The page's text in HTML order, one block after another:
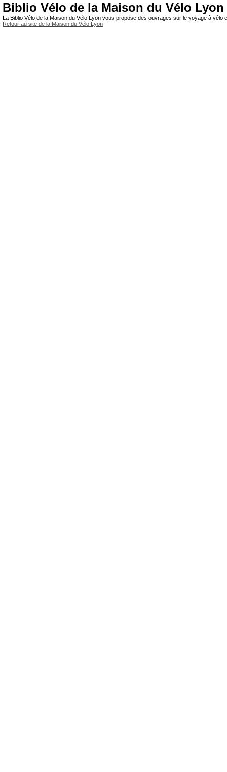
Biblio Vélo de la Maison du Vélo Lyon
La Biblio Vélo de la Maison du Vélo Lyon vous propose des ouvrages sur le voyage à
Retour au site de la Maison du Vélo Lyon